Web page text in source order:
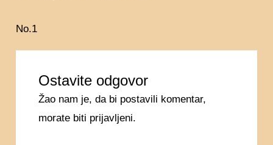
No.1
Ostavite odgovor
Žao nam je, da bi postavili komentar,
morate biti prijavljeni.